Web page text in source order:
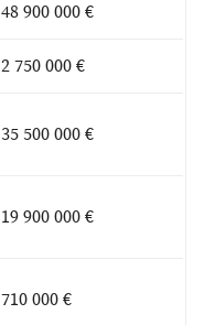
48 900 000 €
2 750 000 €
35 500 000 €
19 900 000 €
710 000 €